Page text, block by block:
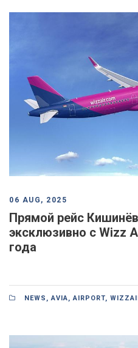
06 AUG, 2025
Прямой рейс
эксклюзивно с Wizz
года
NEWS ,AVIA,AIRPORT,